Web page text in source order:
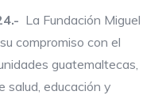
La Fundación Miguel
compromiso con el
guatemaltecas,
salud, educación y